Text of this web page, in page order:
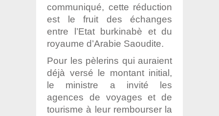
communiqué, cette réduction
est le fruit des échanges
entre l’Etat burkinabè et du
royaume d’Arabie Saoudite.
Pour les pèlerins qui auraient
déjà versé le montant initial,
le ministre a invité les
agences de voyages et de
tourisme à leur rembourser la